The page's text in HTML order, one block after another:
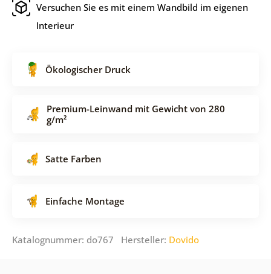
Versuchen Sie es mit einem Wandbild im eigenen
Interieur
Ökologischer Druck
Premium-Leinwand mit Gewicht von 280
g/m²
Satte Farben
Einfache Montage
Katalognummer: do767 Hersteller: Dovido